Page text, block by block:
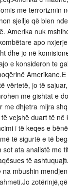
me terrorizmin
sjellje që bien
Amerika nuk
apo
dhe jo në
e konsideron te
vërtetë, jo të
me gishtat e
me dhjetra mijra
vejshë duart të në
i të keqes e
të sigurtë e të
sot ata analistë me
të
na mbushin